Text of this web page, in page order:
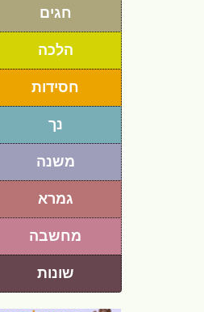
חגים
הלכה
חסידות
נך
משנה
גמרא
מחשבה
שונות